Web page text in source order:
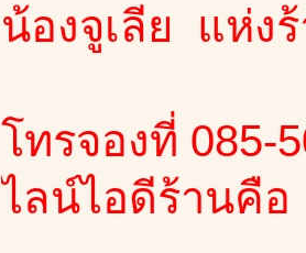
น้องจูเลีย แห่ง
โทรจองที่ 085-
ไลน์ไอดีร้านคือ